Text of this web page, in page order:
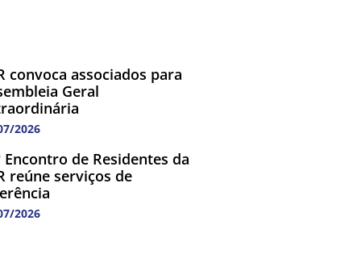
convoca associados para
Geral
2026
Encontro de Residentes da
reúne serviços de
2026